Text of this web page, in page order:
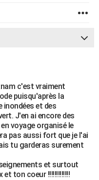
c'est vraiment
puisqu'après la
inondées et des
J'en ai encore des
voyage organisé le
pas aussi fort que je l'ai
tu garderas surement
et surtout
et ton coeur !!!!!!!!!!!!!